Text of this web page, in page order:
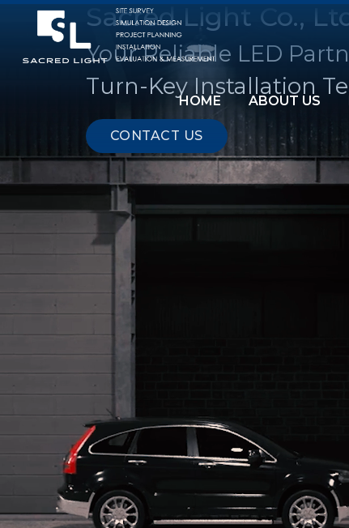
HOME ABOUT US
Sacred Light Co.,
Your Reliable LED
Turn-Key Installation
CONTACT US